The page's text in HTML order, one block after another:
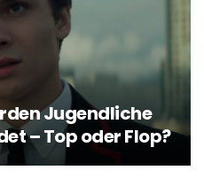
Jugendliche
– Top oder Flop?